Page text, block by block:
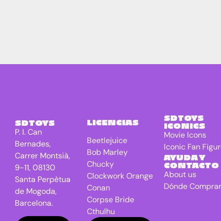
SDTOYS
P. I. Can
Bernades,
Carrer Montsià,
9-11, 08130
Santa Perpètua
de Mogoda,
Barcelona.
LICENCIAS
Beetlejuice
Bob Marley
Chucky
Clockwork Orange
Conan
Corpse Bride
Cthulhu
SDTOYS
ICONICS
Movie Icons
Iconic Fan
AYUDA Y
CONTACTO
About us
Dónde Comprar